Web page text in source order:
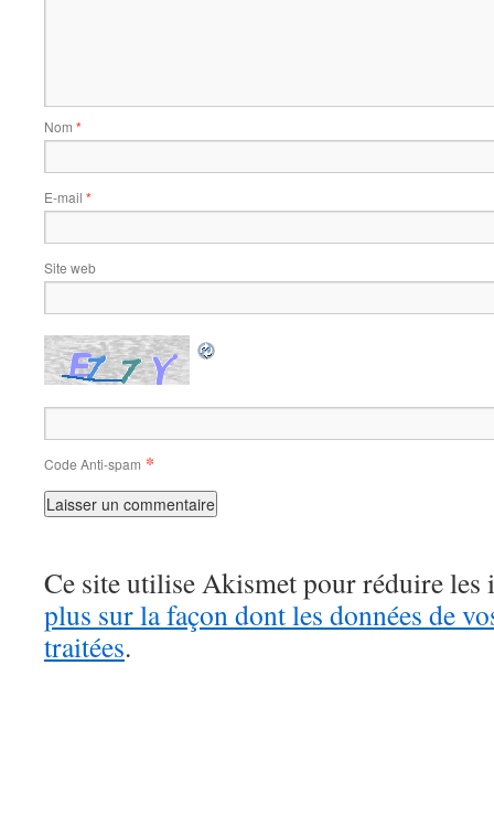
Nom *
E-mail *
Site web
Code Anti-spam *
Ce site utilise Akismet pour réduire les
plus sur la façon dont les données de
traitées.